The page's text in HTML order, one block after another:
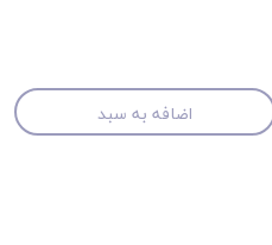
اضافه به سبد